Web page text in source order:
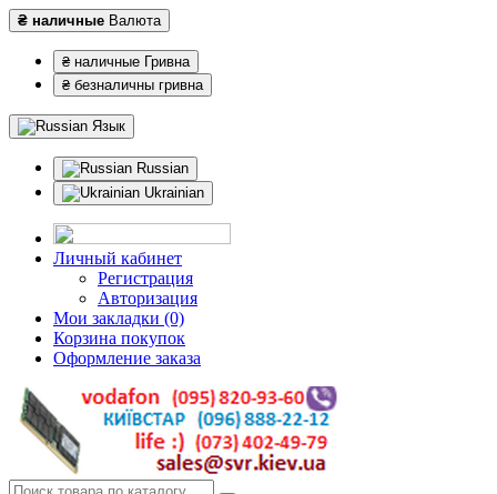
₴ наличные Валюта
₴ наличные Гривна
₴ безналичны гривна
Язык
Russian
Ukrainian
Личный кабинет
Регистрация
Авторизация
Мои закладки (0)
Корзина покупок
Оформление заказа